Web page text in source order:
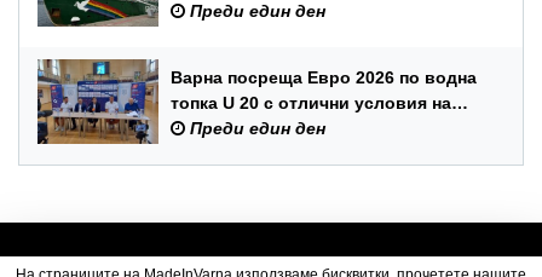
Черно море
Преди един ден
Варна посреща Евро 2026 по водна
топка U 20 с отлични условия на
състезателните басейни
Преди един ден